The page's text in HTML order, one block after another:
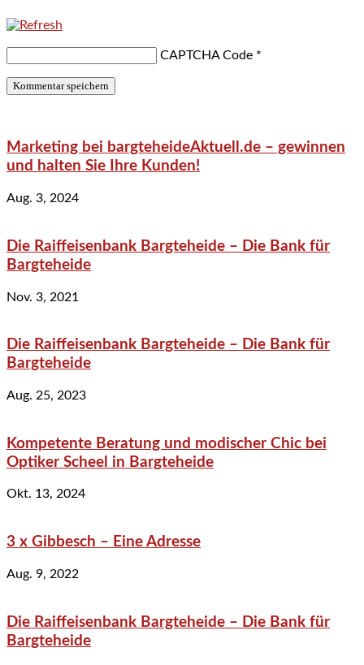
CAPTCHA Code *
Marketing bei bargteheideAktuell.de – gewinnen
und halten Sie Ihre Kunden!
Aug. 3, 2024
Die Raiffeisenbank Bargteheide – Die Bank für
Bargteheide
Nov. 3, 2021
Die Raiffeisenbank Bargteheide – Die Bank für
Bargteheide
Aug. 25, 2023
Kompetente Beratung und modischer Chic bei
Optiker Scheel in Bargteheide
Okt. 13, 2024
3 x Gibbesch – Eine Adresse
Aug. 9, 2022
Die Raiffeisenbank Bargteheide – Die Bank für
Bargteheide